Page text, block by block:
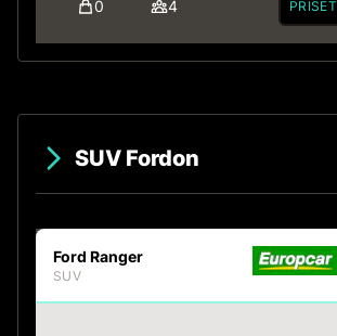
0 4 PRISET
SUV Fordon
Ford Ranger
SUV